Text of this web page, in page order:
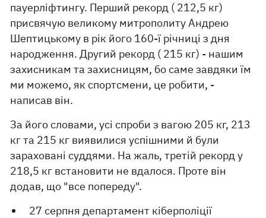
пауерліфтингу. Перший рекорд ( 212,5 кг)
присвячую великому митрополиту Андрею
Шептицькому в рік його 160-ї річниці з дня
народження. Другий рекорд ( 215 кг) - нашим
захисникам та захисницям, бо саме завдяки їм
ми можемо, як спортсмени, це робити, -
написав він.
За його словами, усі спроби з вагою 205 кг, 213
кг та 215 кг виявилися успішними й були
зараховані суддями. На жаль, третій рекорд у
218,5 кг встановити не вдалося. Проте він
додав, що "все попереду".
27 серпня департамент кіберполіції